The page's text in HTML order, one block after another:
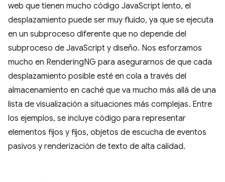
web que tienen mucho código JavaScript lento, el
desplazamiento puede ser muy fluido, ya que se ejecuta
en un subproceso diferente que no depende del
subproceso de JavaScript y diseño. Nos esforzamos
mucho en RenderingNG para asegurarnos de que cada
desplazamiento posible esté en cola a través del
almacenamiento en caché que va mucho más allá de una
lista de visualización a situaciones más complejas. Entre
los ejemplos, se incluye código para representar
elementos fijos y fijos, objetos de escucha de eventos
pasivos y renderización de texto de alta calidad.